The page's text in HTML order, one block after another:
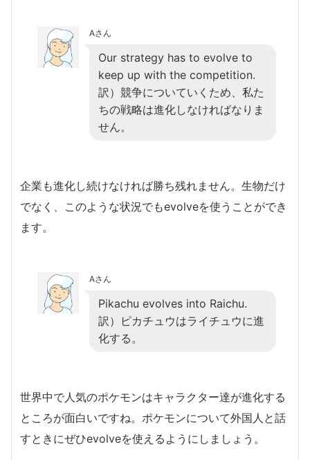
Aさん
Our strategy has to evolve to
keep up with the competition.
訳）競争についていくため、私た
ちの戦略は進化しなければなりま
せん。
企業も進化し続けなければ勝ち残れません。生物だけ
でなく、このような状況でもevolveを使うことができ
ます。
Aさん
Pikachu evolves into Raichu.
訳）ピカチュウはライチュウに進
化する。
世界中で人気のポケモンはキャラクター達が進化する
ところが面白いですね。ポケモンについて外国人と話
すときにぜひevolveを使えるようにしましょう。